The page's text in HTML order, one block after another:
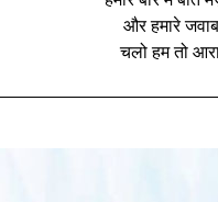
और हमारे
चलो हम तो